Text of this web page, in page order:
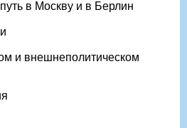
в Москву и в Берлин
и внешнеполитическом